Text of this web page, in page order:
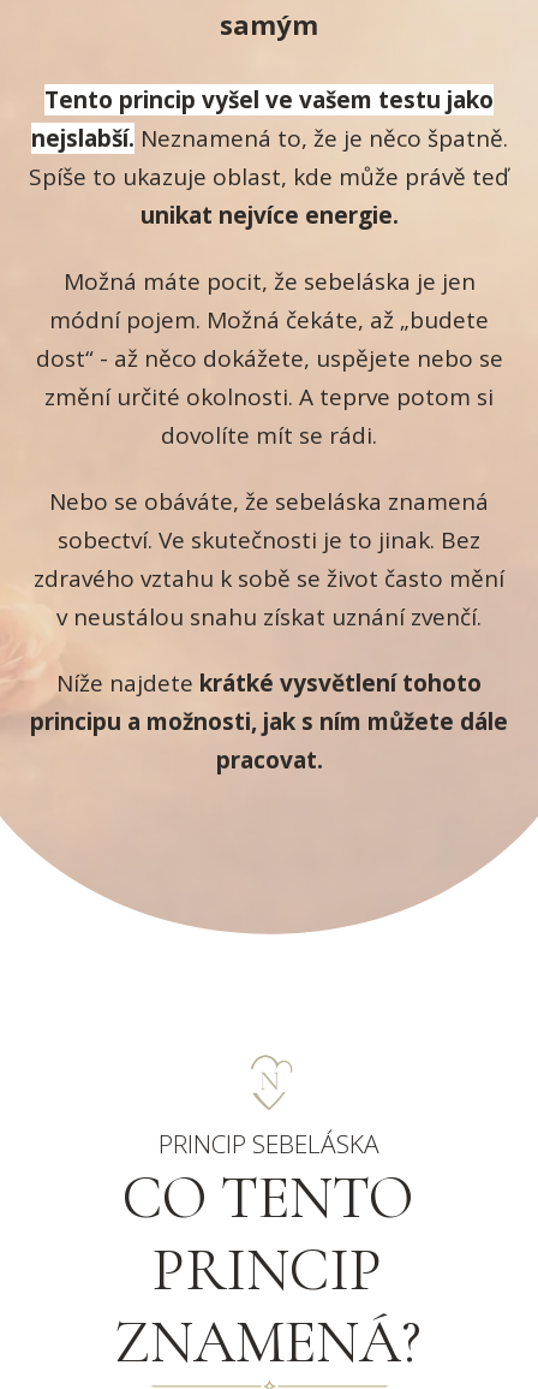
samým
Tento princip vyšel ve vašem testu jako
nejslabší. Neznamená to, že je něco špatně.
Spíše to ukazuje oblast, kde může právě teď
unikat nejvíce energie.
Možná máte pocit, že sebeláska je jen
módní pojem. Možná čekáte, až „budete
dost“ - až něco dokážete, uspějete nebo se
změní určité okolnosti. A teprve potom si
dovolíte mít se rádi.
Nebo se obáváte, že sebeláska znamená
sobectví. Ve skutečnosti je to jinak. Bez
zdravého vztahu k sobě se život často mění
v neustálou snahu získat uznání zvenčí.
Níže najdete krátké vysvětlení tohoto
principu a možnosti, jak s ním můžete dále
pracovat.
PRINCIP SEBELÁSKA
CO TENTO
PRINCIP
ZNAMENÁ?